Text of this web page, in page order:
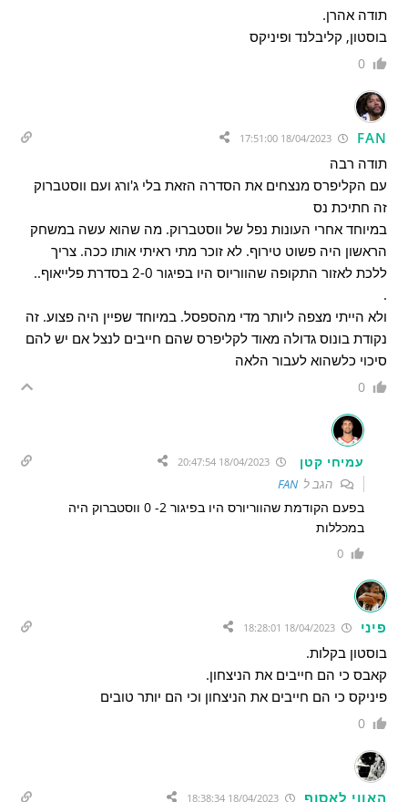
תודה אהרן.
בוסטון, קליבלנד ופיניקס
0
FAN
תודה רבה
עם הקליפרס מנצחים את הסדרה הזאת בלי ג'ורג ועם ווסטברוק
זה חתיכת נס
במיוחד אחרי העונות נפל של ווסטברוק. מה שהוא עשה במשחק
הראשון היה פשוט טירוף. לא זוכר מתי ראיתי אותו ככה. צריך
ללכת לאזור התקופה שהווריוס היו בפיגור 2-0 בסדרת פלייאוף..
.
ולא הייתי מצפה ליותר מדי מהספסל. במיוחד שפיין היה פצוע. זה
נקודת בונוס גדולה מאוד לקליפרס שהם חייבים לנצל אם יש להם
סיכוי כלשהוא לעבור הלאה
0
עמיחי קטן
הגב לFAN
בפעם הקודמת שהווריורס היו בפיגור 2- 0 ווסטברוק היה
במכללות
0
פיני 18/04/2023 18:28:01
בוסטון בקלות.
קאבס כי הם חייבים את הניצחון.
פיניקס כי הם חייבים את הניצחון וכי הם יותר טובים
0
האווי לאסוף 18/04/2023 18:38:34